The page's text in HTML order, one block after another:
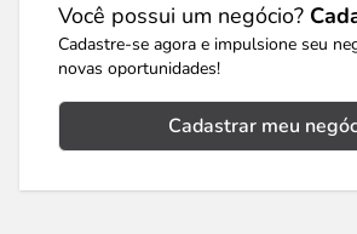
Você possui um negócio?
Cadastre-se agora e impulsione seu
novas oportunidades!
Cadastrar meu